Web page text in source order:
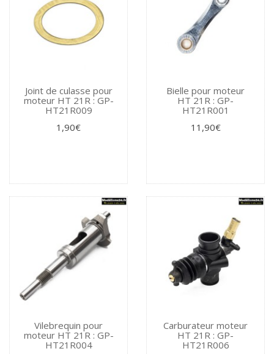
Joint de culasse pour
moteur HT 21R : GP-
HT21R009
1,90€
Bielle pour moteur
HT 21R : GP-
HT21R001
11,90€
Vilebrequin pour
moteur HT 21R : GP-
HT21R004
Carburateur moteur
HT 21R : GP-
HT21R006